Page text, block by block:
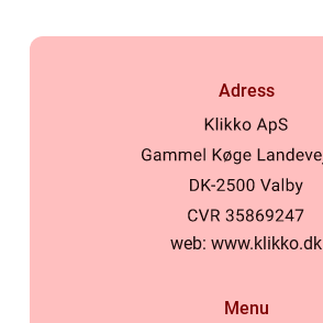
Adress
web: www.klikko.dk
Menu